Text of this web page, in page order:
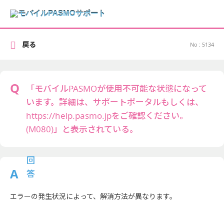
No : 5134
「モバイルPASMOが使用不可能な状態になって
います。詳細は、サポートポータルもしくは、
https://help.pasmo.jpをご確認ください。
(M080)」と表示されている。
エラーの発生状況によって、解消方法が異なります。
戻る